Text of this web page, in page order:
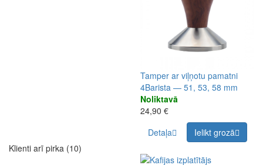
Tamper ar viļņotu pamatni
4Barista — 51, 53, 58 mm
Noliktavā
24,90 €
Detaļa
Ielikt grozā
Klienti arī pirka (10)